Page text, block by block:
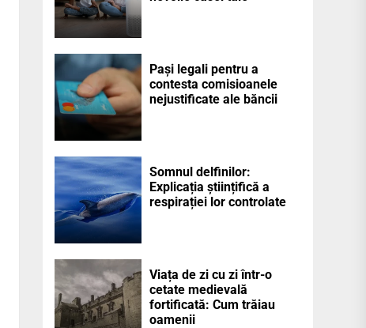
Pași legali pentru a
contesta comisioanele
nejustificate ale băncii
Somnul delfinilor:
Explicația științifică a
respirației lor controlate
Viața de zi cu zi într-o
cetate medievală
fortificată: Cum trăiau
oamenii